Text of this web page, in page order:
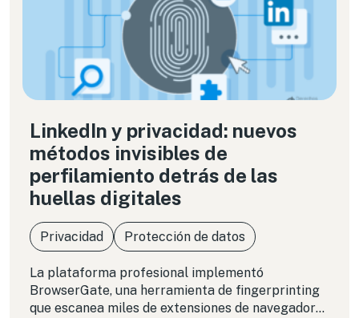
LinkedIn y privacidad: nuevos
métodos invisibles de
perfilamiento detrás de las
huellas digitales
Privacidad Protección de datos
La plataforma profesional implementó
BrowserGate, una herramienta de fingerprinting
que escanea miles de extensiones de navegador